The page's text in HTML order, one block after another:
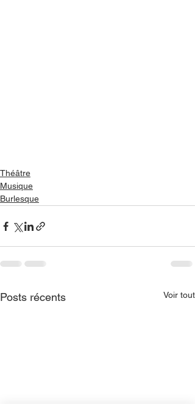
Théâtre
Musique
Burlesque
Posts récents Voir tout